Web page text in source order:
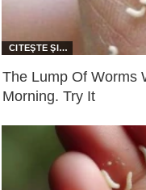
The Lump Of Worms
Morning. Try It